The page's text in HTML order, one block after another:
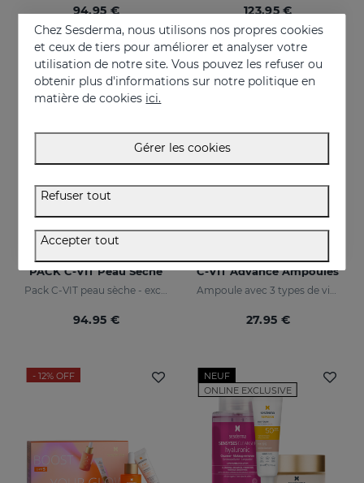
94.95 € 123.95 €
ONLINE EXCLUSIVE
Acheter
PACK C-VIT Peau Sèche
94.95 €
C-VIT Advance Ampoules
27.95 €
- 12% OFF
NEUF
ONLINE EXCLUSIVE
Chez Sesderma, nous utilisons nos propres cookies
et ceux de tiers pour améliorer et analyser votre
utilisation de notre site. Vous pouvez les refuser ou
obtenir plus d'informations sur notre politique en
matière de cookies ici.
Gérer les cookies
Refuser tout
Accepter tout